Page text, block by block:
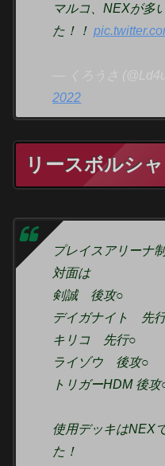
マルコ、NEXが多
た！！
— くろうさ
2022
リースボルシ
プレイスアリーナ
対面は
剣誠 後攻○
デイガナイト 先
キリコ 先行○
ライゾウ 後攻○
トリガーHDM 後攻
使用デッキはNEX
た！